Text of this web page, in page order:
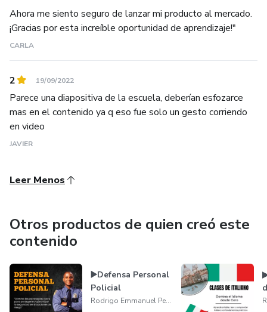
Ahora me siento seguro de lanzar mi producto al mercado.
¡Gracias por esta increíble oportunidad de aprendizaje!"
CARLA
2 19/09/2022
Parece una diapositiva de la escuela, deberían esfozarce
mas en el contenido ya q eso fue solo un gesto corriendo
en video
JAVIER
Leer Menos
Otros productos de quien creó este
contenido
▶️Defensa Personal
Policial
Rodrigo Emmanuel Peralta